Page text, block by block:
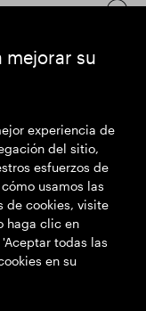
mejorar su
experiencia de
del sitio,
esfuerzos de
usamos las
de cookies, visite
haga clic en
todas las
en su
W1S 2HR